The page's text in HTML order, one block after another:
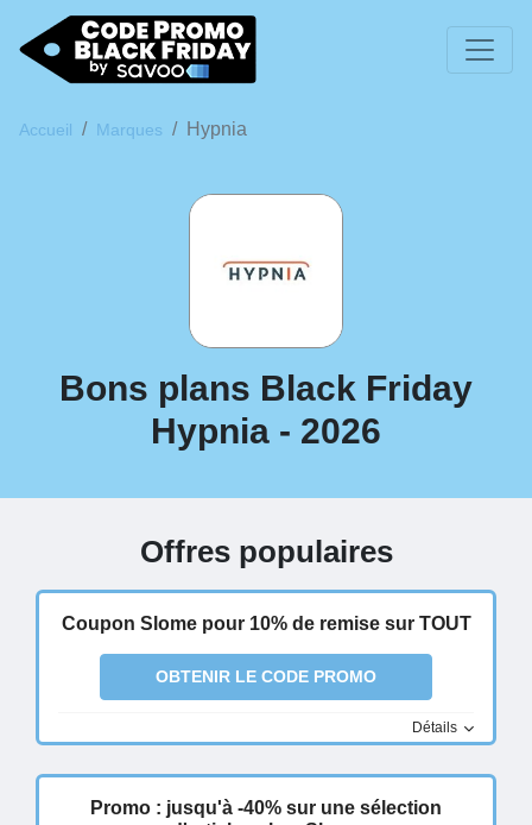
Accueil Marques Hypnia
Bons plans Black Friday
Hypnia - 2026
Offres populaires
Coupon Slome pour 10% de remise sur TOUT
OBTENIR LE CODE PROMO
Détails
Promo : jusqu'à -40% sur une sélection